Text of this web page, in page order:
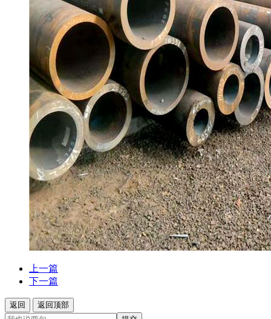
上一篇
下一篇
返回
返回顶部